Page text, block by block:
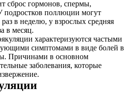
сброс гормонов, спермы,
подростков поллюции могут
раз в неделю, у взрослых средняя
в месяц.
характеризуются частыми
симптомами в виде болей в
Причинами в основном
заболевания, которые